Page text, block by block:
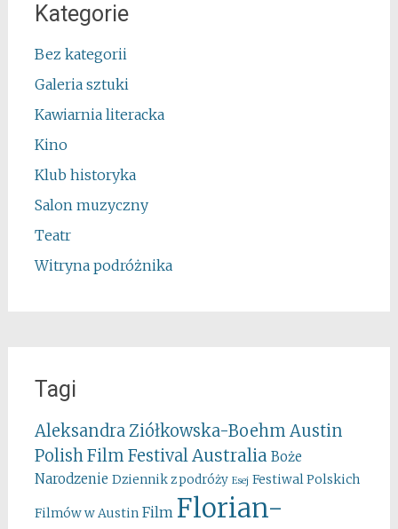
Kategorie
Bez kategorii
Galeria sztuki
Kawiarnia literacka
Kino
Klub historyka
Salon muzyczny
Teatr
Witryna podróżnika
Tagi
Aleksandra Ziółkowska-Boehm Austin
Polish Film FestivalAustralia Boże
Narodzenie Dziennik z podróży Esej Festiwal Polskich
Filmów w Austin Film Florian-